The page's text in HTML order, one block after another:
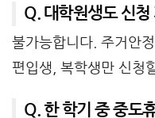
Q. 대학원생도 신청
불가능합니다. 주거안
편입생, 복학생만 신청
Q. 한 학기 중 중도